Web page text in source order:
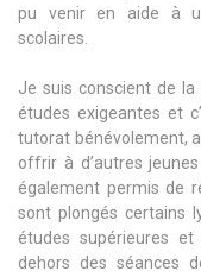
pu venir en aide à
scolaires.
Je suis conscient de
études exigeantes et
tutorat bénévolement,
offrir à d’autres
également permis de
sont plongés certains
études supérieures
dehors des séances